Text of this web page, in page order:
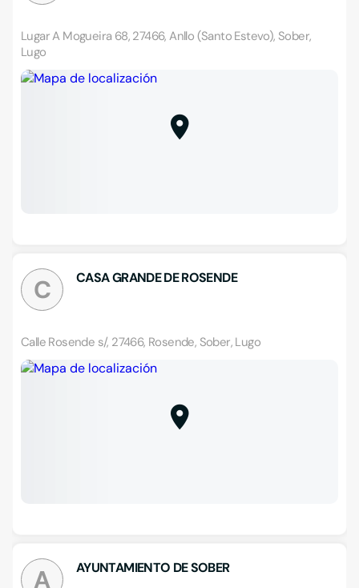
Lugar A Mogueira 68, 27466, Anllo (Santo Estevo), Sober,
Lugo
C CASA GRANDE DE ROSENDE
Calle Rosende s/, 27466, Rosende, Sober, Lugo
A AYUNTAMIENTO DE SOBER